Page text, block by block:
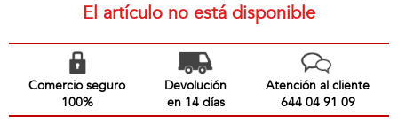
El artículo no está disponible
Comercio seguro
100%
Devolución
en 14 días
Atención al cliente
644 04 91 09